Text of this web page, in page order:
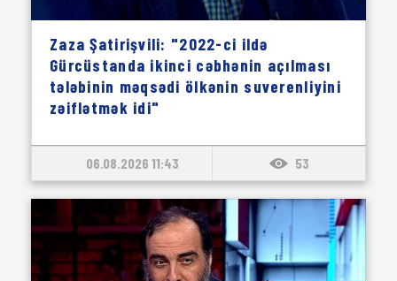
Zaza Şatirişvili: "2022-ci ildə
Gürcüstanda ikinci cəbhənin açılması
tələbinin məqsədi ölkənin suverenliyini
zəiflətmək idi"
06.08.2026 11:43 53